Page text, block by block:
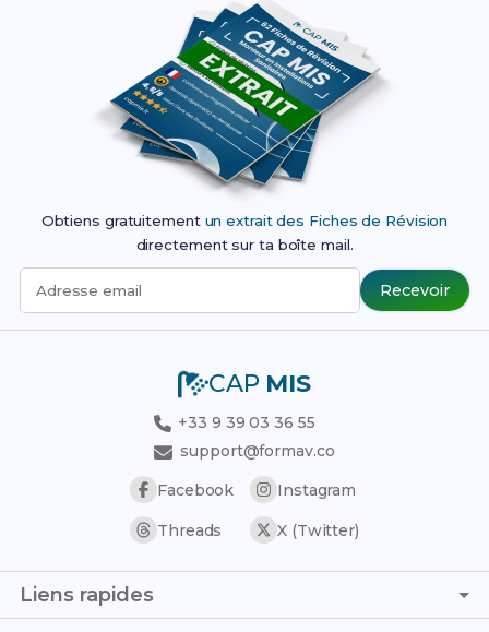
Obtiens gratuitement un extrait des Fiches de Révision
directement sur ta boîte mail.
Adresse email Recevoir
CAP MIS
+33 9 39 03 36 55
support@formav.co
Facebook
Instagram
Threads X (Twitter)
Liens rapides